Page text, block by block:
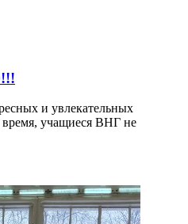
и увлекательных
время, учащиеся ВНГ не